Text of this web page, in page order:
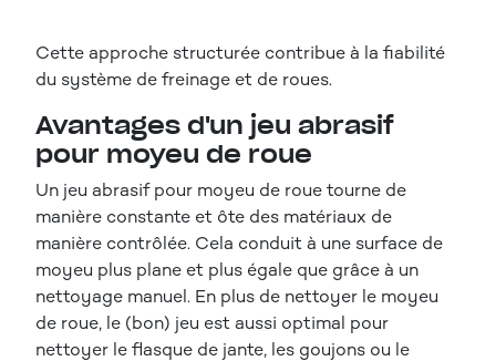
Cette approche structurée contribue à la fiabilité
du système de freinage et de roues.
Avantages d'un jeu abrasif
pour moyeu de roue
Un jeu abrasif pour moyeu de roue tourne de
manière constante et ôte des matériaux de
manière contrôlée. Cela conduit à une surface de
moyeu plus plane et plus égale que grâce à un
nettoyage manuel. En plus de nettoyer le moyeu
de roue, le (bon) jeu est aussi optimal pour
nettoyer le flasque de jante, les goujons ou le